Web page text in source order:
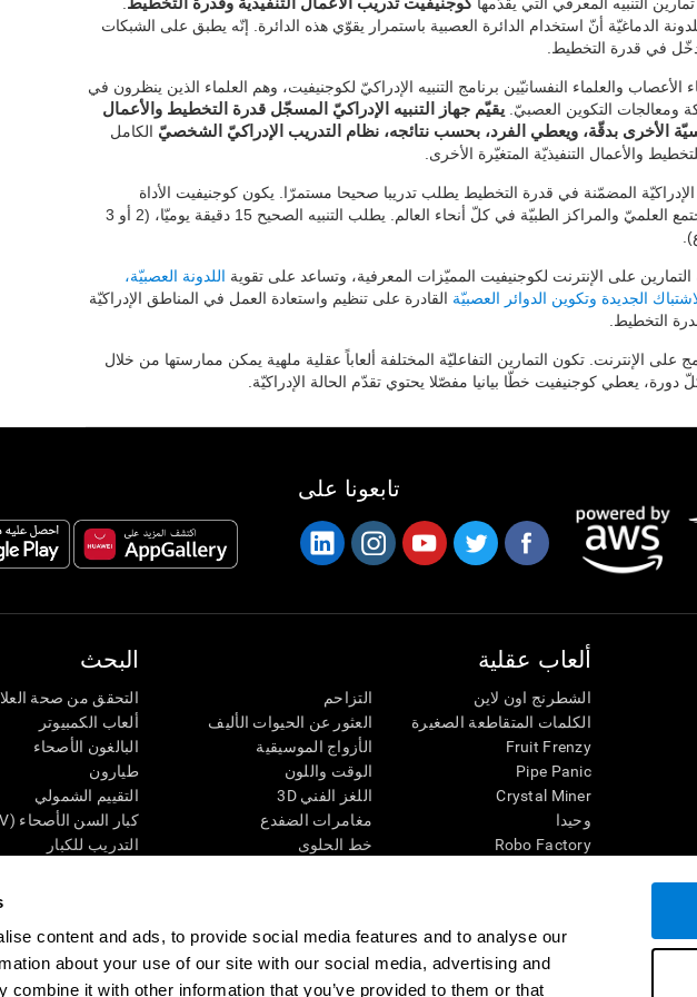
content and ads, to provide social media features and to analyse our
about your use of our site with our social media, advertising and
combine it with other information that you’ve provided to them or that
الدماغيّة أنّ استخدام الدائرة العصبية باستمرار يقوّي هذه الدائرة. إنّه يطبق على الشبكات
في قدرة التخطيط.
الأعصاب والعلماء النفسانيّين برنامج التنبيه الإدراكيّ لكوجنيفيت، وهم العلماء الذين ينظرون في
ومعالجات التكوين العصبيّ. يقيّم جهاز التنبيه الإدراكيّ المسجّل قدرة التخطيط والأعمال
الأخرى بدقّة، ويعطي الفرد، بحسب نتائجه، نظام التدريب الإدراكيّ الشخصيّ الكامل
والأعمال التنفيذيّة المتغيّرة الأخرى.
الإدراكيّة المضمّنة في قدرة التخطيط يطلب تدريبا صحيحا مستمرّا. يكون كوجنيفيت الأداة
المستخدم بالمجتمع العلميّ والمراكز الطبيّة في كلّ أنحاء العالم. يطلب التنبيه الصحيح 15 دقيقة يوميّا، (2 أو 3
على الإنترنت لكوجنيفيت المميّزات المعرفية، وتساعد على تقوية اللدونة العصبيّة،
الجديدة وتكوين الدوائر العصبيّة القادرة على تنظيم واستعادة العمل في المناطق الإدراكيّة
التخطيط.
على الإنترنت. تكون التمارين التفاعليّة المختلفة ألعاباً عقلية ملهية يمكن ممارستها من خلال
دورة، يعطي كوجنيفيت خطّا بيانيا مفصّلا يحتوي تقدّم الحالة الإدراكيّة.
تابعونا على
البحث
التحقق من صحة
ألعاب الكمبيوتر
البالغون الأصحاء
طيارون
التقييم الشمولي
كبار السن الأصحاء (iTV)
التدريب للكبار
ألعاب عقلية
الشطرنج اون لاين
الكلمات المتقاطعة الصغيرة
Fruit Frenzy
Pipe Panic
Crystal Miner
وحيدا
Robo Factory
قم بالمطابقة
فوضى الرياضيات
سباق الرخام
التزاحم
العثور عن الحيوات الأليف
الأزواج الموسيقية
الوقت واللون
اللغز الفني 3D
مغامرات الضفدع
خط الحلوى
اللعبة العقلية: تفجير البالونات
ألعاب الذكاء
ألعاب اون لاين من آجل الذاكرة